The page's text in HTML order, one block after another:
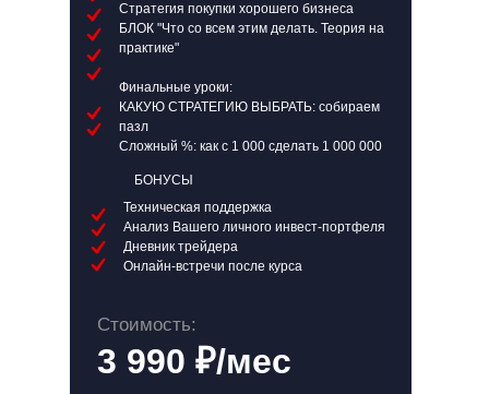
Техническая поддержка
Анализ Вашего личного инвест-портфеля
Дневник трейдера
Онлайн-встречи после курса
БОНУСЫ
3 990 ₽/мес
Стоимость:
Стратегия покупки хорошего бизнеса
БЛОК "Что со всем этим делать. Теория на
практике"
Финальные уроки:
КАКУЮ СТРАТЕГИЮ ВЫБРАТЬ: собираем
пазл
Сложный %: как с 1 000 сделать 1 000 000